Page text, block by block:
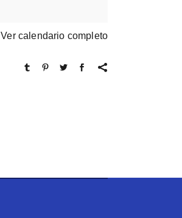
Ver calendario completo